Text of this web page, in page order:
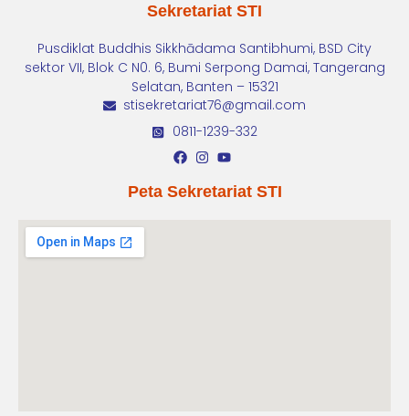
Sekretariat STI
Pusdiklat Buddhis Sikkhādama Santibhumi, BSD City
sektor VII, Blok C N0. 6, Bumi Serpong Damai, Tangerang
Selatan, Banten – 15321
stisekretariat76@gmail.com
0811-1239-332
Peta Sekretariat STI